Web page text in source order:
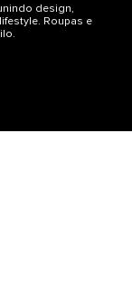
design,
Roupas e